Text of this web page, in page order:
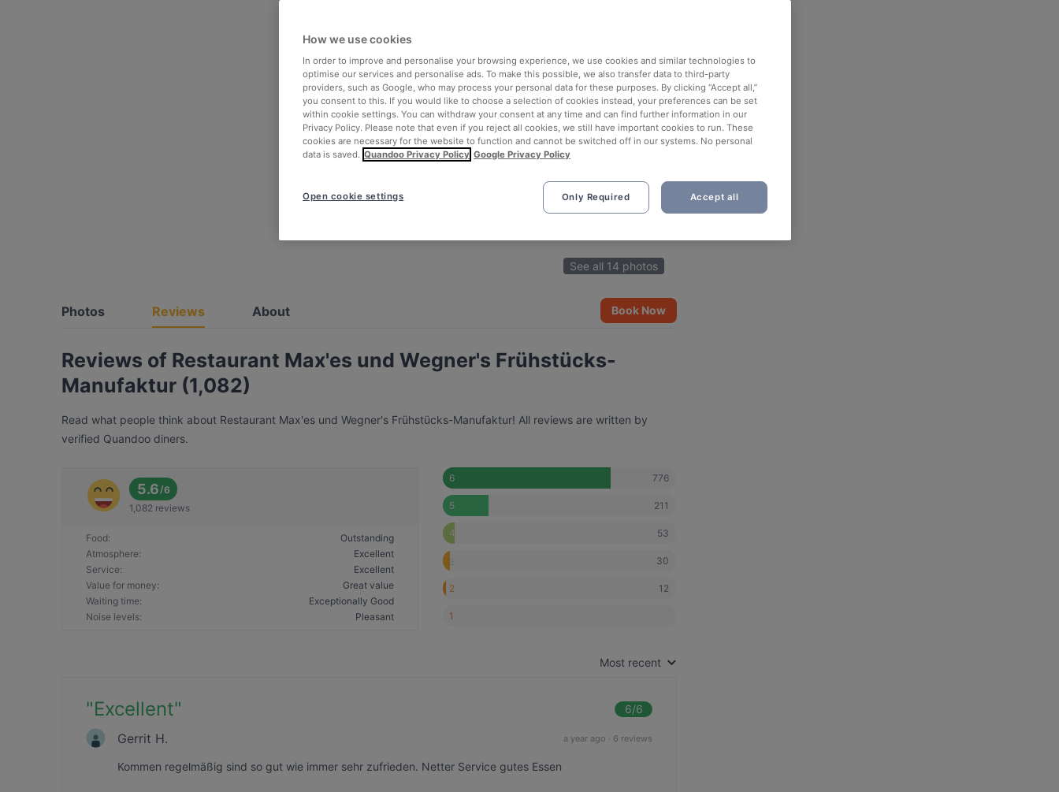
See all 14 photos
Photos Reviews About Book Now
Reviews of Restaurant Max'es und Wegner's Frühstücks-
Manufaktur (1,082)
Read what people think about Restaurant Max'es und Wegner's Frühstücks-Manufaktur! All reviews are written by
verified Quandoo diners.
5.6/6
1,082 reviews
Food:
Outstanding
Atmosphere:
Excellent
Service:
Excellent
Value for money:
Great value
Waiting time:
Exceptionally Good
Noise levels: Pleasant
6 776
5 211
4 53
3 30
2 12
1
Most recent
"Excellent" 6/6
Gerrit H. a year ago · 6 reviews
Kommen regelmäßig sind so gut wie immer sehr zufrieden. Netter Service gutes Essen
How we use cookies
In order to improve and personalise your browsing experience, we use cookies and similar technologies to
optimise our services and personalise ads. To make this possible, we also transfer data to third-party
providers, such as Google, who may process your personal data for these purposes. By clicking “Accept all,”
you consent to this. If you would like to choose a selection of cookies instead, your preferences can be set
within cookie settings. You can withdraw your consent at any time and can find further information in our
Privacy Policy. Please note that even if you reject all cookies, we still have important cookies to run. These
cookies are necessary for the website to function and cannot be switched off in our systems. No personal
data is saved. Quandoo Privacy Policy Google Privacy Policy
Only Required Accept all
Open cookie settings